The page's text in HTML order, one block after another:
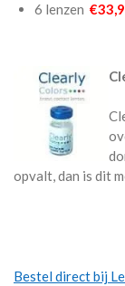
6 lenzen
opvalt, dan is dit
Bestel direct bij